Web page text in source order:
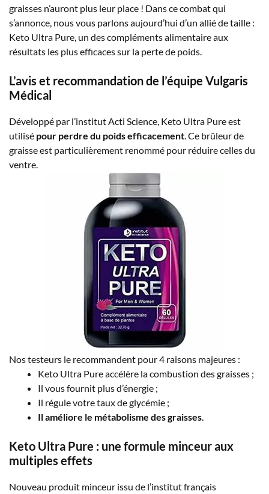
graisses n’auront plus leur place ! Dans ce combat qui
s’annonce, nous vous parlons aujourd’hui d’un allié de taille :
Keto Ultra Pure, un des compléments alimentaire aux
résultats les plus efficaces sur la perte de poids.
L’avis et recommandation de l’équipe Vulgaris
Médical
Développé par l’institut Acti Science, Keto Ultra Pure est
utilisé pour perdre du poids efficacement. Ce brûleur de
graisse est particulièrement renommé pour réduire celles du
ventre.
Nos testeurs le recommandent pour 4 raisons majeures :
Keto Ultra Pure accélère la combustion des graisses ;
Il vous fournit plus d’énergie ;
Il régule votre taux de glycémie ;
Il améliore le métabolisme des graisses.
Keto Ultra Pure : une formule minceur aux
multiples effets
Nouveau produit minceur issu de l’institut français